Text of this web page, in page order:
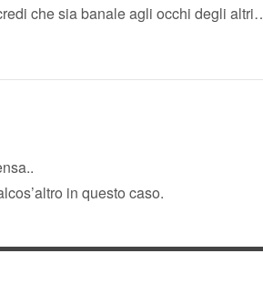
che sia banale agli occhi degli
in questo caso.